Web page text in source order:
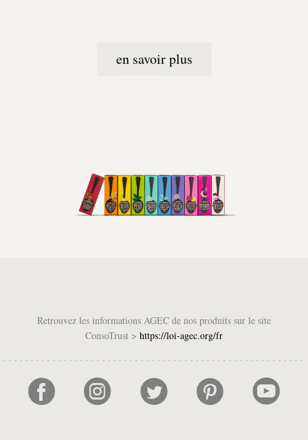
en savoir plus
Retrouvez les informations AGEC de nos produits sur le site
ConsoTrust > https://loi-agec.org/fr